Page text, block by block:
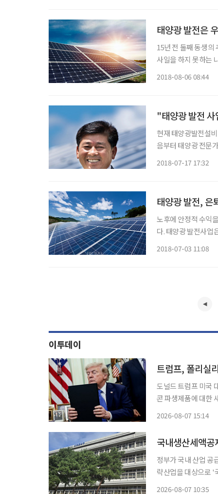
태양광 발전은
15년 전 둘째 동생의
사일을 하지 못하는
2018-08-06 08:44
"태양광 발전
현재 태양광발전설
음부터 태양광 전문
2018-07-17 17:32
태양광 발전, 은
노후에 안정적 수익
다. 태양광 발전사업
2018-07-03 11:08
이투데이
도널드 트럼프 미국
콘 파생제품에 대한
2026-08-07 15:14
국내생산세액
정부가 국내 산업 공
략산업을 대상으로 '국내생산
2026-08-07 10:35